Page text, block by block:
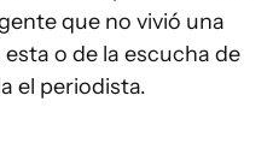
que no vivió una
o de la escucha de
el periodista.